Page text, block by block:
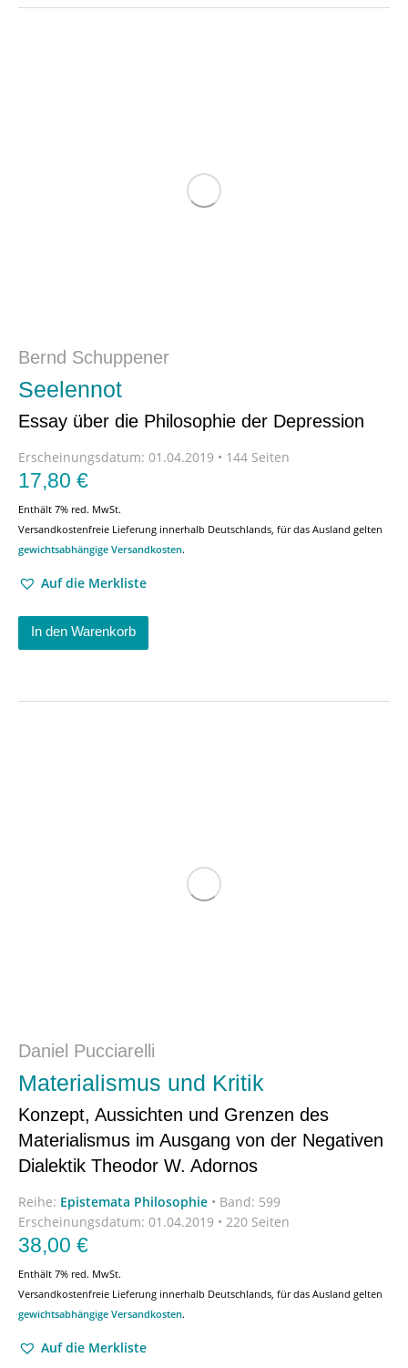
Bernd Schuppener
Seelennot
Essay über die Philosophie der Depression
Erscheinungsdatum: 01.04.2019 • 144 Seiten
17,80 €
Enthält 7% red. MwSt.
Versandkostenfreie Lieferung innerhalb Deutschlands, für das Ausland gelten
gewichtsabhängige Versandkosten.
Auf die Merkliste
In den Warenkorb
Daniel Pucciarelli
Materialismus und Kritik
Konzept, Aussichten und Grenzen des
Materialismus im Ausgang von der Negativen
Dialektik Theodor W. Adornos
Reihe: Epistemata Philosophie • Band: 599
Erscheinungsdatum: 01.04.2019 • 220 Seiten
38,00 €
Enthält 7% red. MwSt.
Versandkostenfreie Lieferung innerhalb Deutschlands, für das Ausland gelten
gewichtsabhängige Versandkosten.
Auf die Merkliste